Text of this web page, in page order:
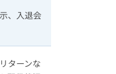
、入退会
ターンな